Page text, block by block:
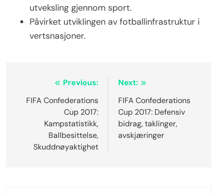
utveksling gjennom sport.
Påvirket utviklingen av fotballinfrastruktur i
vertsnasjoner.
navigation
Previous:
FIFA Confederations
Cup 2017:
Kampstatistikk,
Ballbesittelse,
Skuddnøyaktighet
Next:
FIFA Confederations
Cup 2017: Defensiv
bidrag, taklinger,
avskjæringer